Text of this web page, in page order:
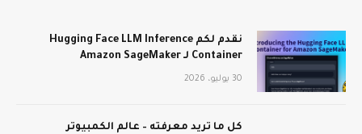
نقدم لكم Hugging Face LLM Inference
Container لـ Amazon SageMaker
30 يوليو، 2026
كل ما تريد معرفته – عالم الكمبيوتر